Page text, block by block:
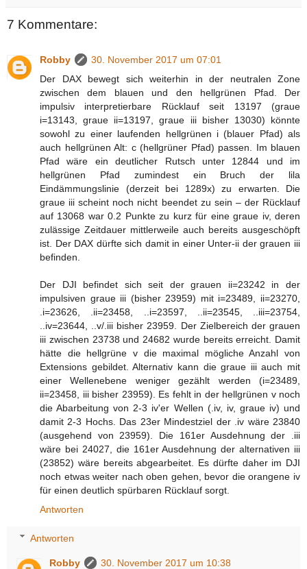
7 Kommentare:
Robby
30. November 2017 um 07:01
Der DAX bewegt sich weiterhin in der neutralen Zone
zwischen dem blauen und den hellgrünen Pfad. Der
impulsiv interpretierbare Rücklauf seit 13197 (graue
i=13143, graue ii=13197, graue iii bisher 13030) könnte
sowohl zu einer laufenden hellgrünen i (blauer Pfad) als
auch hellgrünen Alt: c (hellgrüner Pfad) passen. Im blauen
Pfad wäre ein deutlicher Rutsch unter 12844 und im
hellgrünen Pfad zumindest ein Bruch der lila
Eindämmungslinie (derzeit bei 1289x) zu erwarten. Die
graue iii scheint noch nicht beendet zu sein – der Rücklauf
auf 13068 war 0.2 Punkte zu kurz für eine graue iv, deren
zulässige Zeitdauer mittlerweile auch bereits ausgeschöpft
ist. Der DAX dürfte sich damit in einer Unter-ii der grauen iii
befinden.
Der DJI befindet sich seit der grauen ii=23242 in der
impulsiven graue iii (bisher 23959) mit i=23489, ii=23270,
.i=23626, .ii=23458, ..i=23597, ..ii=23545, ..iii=23754,
..iv=23644, ..v/.iii bisher 23959. Der Zielbereich der grauen
iii zwischen 23738 und 24682 wurde bereits erreicht. Damit
hätte die hellgrüne v die maximal mögliche Anzahl von
Extensions gebildet. Alternativ kann die graue iii auch mit
einer Wellenebene weniger gezählt werden (i=23489,
ii=23458, iii bisher 23959). Es fehlt in der hellgrünen v noch
die Abarbeitung von 2-3 iv'er Wellen (.iv, iv, graue iv) und
damit 2-3 Hochs. Das 23er Mindestziel der .iv wäre 23840
(ausgehend von 23959). Die 161er Ausdehnung der .iii
wäre bei 24027, die 161er Ausdehnung der alternativen iii
(23852) wäre bereits abgearbeitet. Es dürfte daher im DJI
noch etwas weiter nach oben gehen, bevor die orangene iv
für einen deutlich spürbaren Rücklauf sorgt.
Antworten
Antworten
Robby
30. November 2017 um 10:38